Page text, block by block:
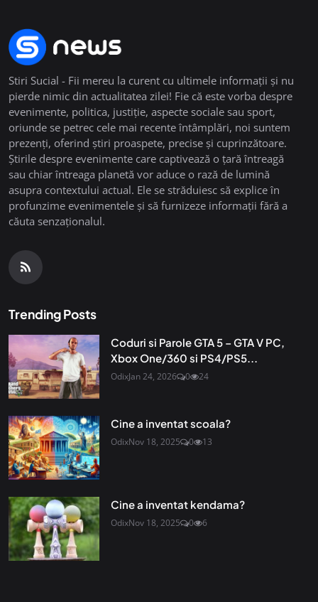
Stiri Sucial - Fii mereu la curent cu ultimele informații și nu
pierde nimic din actualitatea zilei! Fie că este vorba despre
evenimente, politica, justiție, aspecte sociale sau sport,
oriunde se petrec cele mai recente întâmplări, noi suntem
prezenți, oferind știri proaspete, precise și cuprinzătoare.
Știrile despre evenimente care captivează o țară întreagă
sau chiar întreaga planetă vor aduce o rază de lumină
asupra contextului actual. Ele se străduiesc să explice în
profunzime evenimentele și să furnizeze informații fără a
căuta senzaționalul.
Trending Posts
Coduri si Parole GTA 5 – GTA V PC,
Xbox One/360 si PS4/PS5...
OdixJan 24, 2026 0 24
Cine a inventat scoala?
OdixNov 18, 2025 0 13
Cine a inventat kendama?
OdixNov 18, 2025 0 6